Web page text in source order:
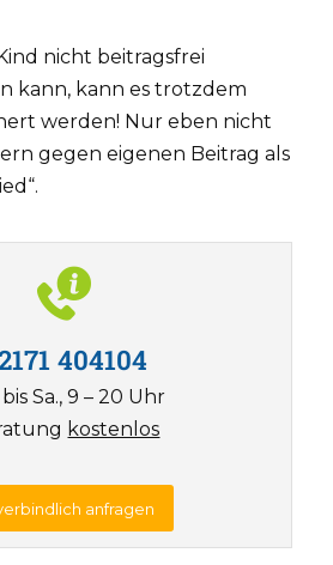
nicht beitragsfrei
kann, kann es trotzdem
werden! Nur eben nicht
gegen eigenen Beitrag als
404104
Sa., 9 – 20 Uhr
kostenlos
anfragen